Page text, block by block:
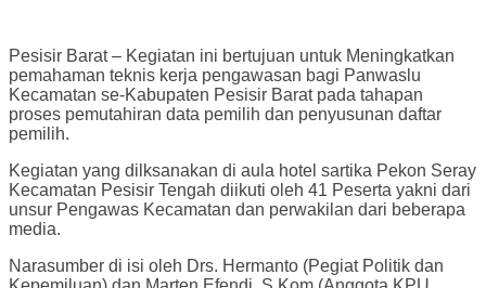
Pesisir Barat – Kegiatan ini bertujuan untuk Meningkatkan
pemahaman teknis kerja pengawasan bagi Panwaslu
Kecamatan se-Kabupaten Pesisir Barat pada tahapan
proses pemutahiran data pemilih dan penyusunan daftar
pemilih.
Kegiatan yang dilksanakan di aula hotel sartika Pekon Seray
Kecamatan Pesisir Tengah diikuti oleh 41 Peserta yakni dari
unsur Pengawas Kecamatan dan perwakilan dari beberapa
media.
Narasumber di isi oleh Drs. Hermanto (Pegiat Politik dan